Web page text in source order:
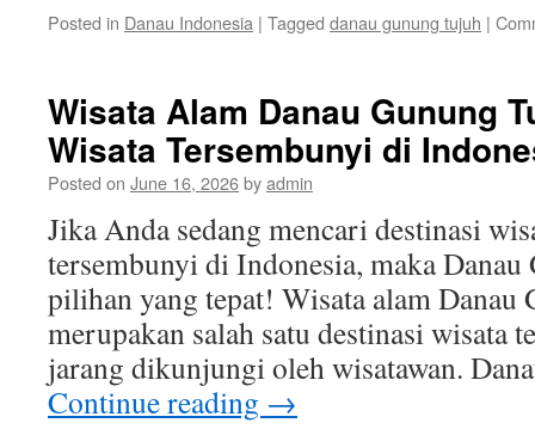
Posted in Danau Indonesia | Tagged danau gunung tujuh |
Wisata Alam Danau Gunung
Wisata Tersembunyi di
Posted on June 16, 2026byadmin
Jika Anda sedang mencari destinasi
tersembunyi di Indonesia, maka
pilihan yang tepat! Wisata alam Danau
merupakan salah satu destinasi wisata
jarang dikunjungi oleh wisatawan.
Continue reading →